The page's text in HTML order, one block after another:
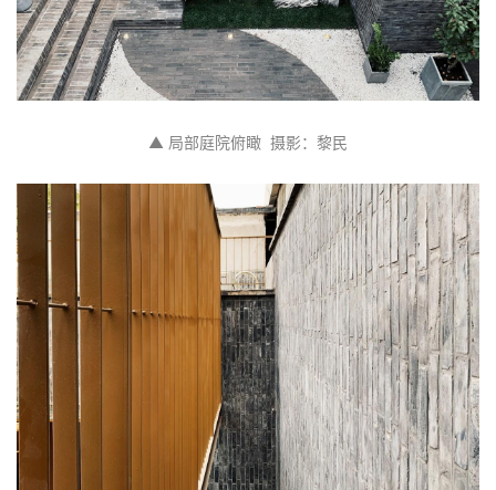
▲ 局部庭院俯瞰  摄影：黎民